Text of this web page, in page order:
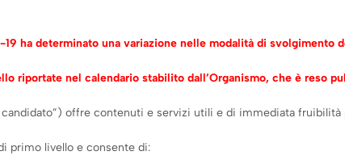
19 ha determinato una variazione nelle modalità di svolgimento
riportate nel calendario stabilito dall’Organismo, che è reso
candidato”) offre contenuti e servizi utili e di immediata
primo livello e consente di: